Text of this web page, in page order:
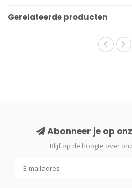
Gerelateerde producten
Abonneer je op
Blijf op de hoogte over